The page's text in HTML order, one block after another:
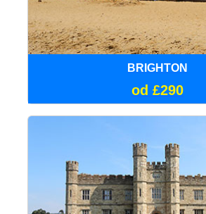
BRIGHTON
od £290